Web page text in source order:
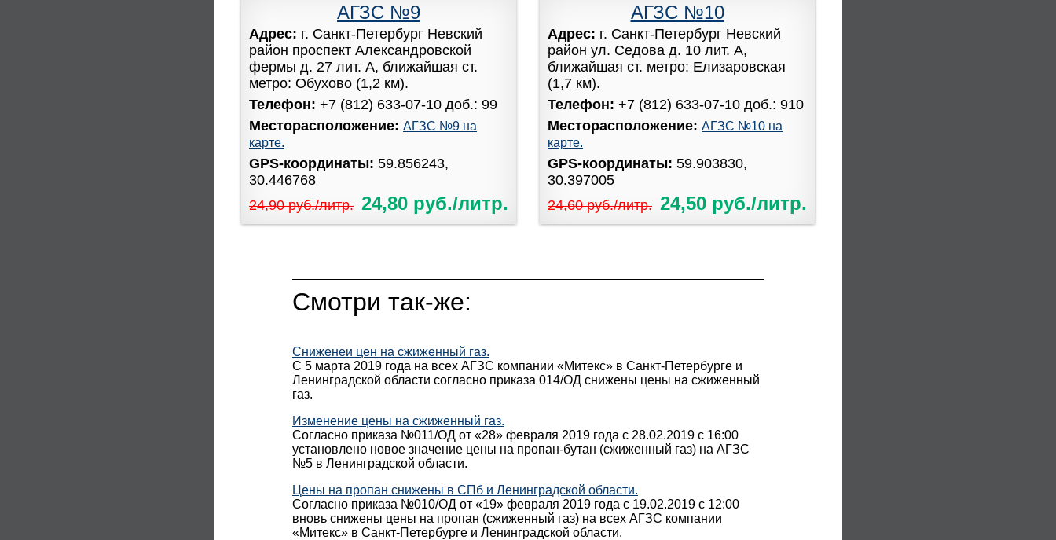
АГЗС №9
Адрес: г. Санкт-Петербург Невский
район проспект Александровской
фермы д. 27 лит. А, ближайшая ст.
метро: Обухово (1,2 км).
Телефон: +7 (812) 633-07-10 доб.: 99
Месторасположение: АГЗС №9 на
карте.
GPS-координаты: 59.856243,
30.446768
24,90 руб./литр. 24,80 руб./литр.
АГЗС №10
Адрес: г. Санкт-Петербург Невский
район ул. Седова д. 10 лит. А,
ближайшая ст. метро: Елизаровская
(1,7 км).
Телефон: +7 (812) 633-07-10 доб.: 910
Месторасположение: АГЗС №10 на
карте.
GPS-координаты: 59.903830,
30.397005
24,60 руб./литр. 24,50 руб./литр.
Смотри так-же:
Сниженеи цен на сжиженный газ.
С 5 марта 2019 года на всех АГЗС компании «Митекс» в Санкт-Петербурге и
Ленинградской области согласно приказа 014/ОД снижены цены на сжиженный
газ.
Изменение цены на сжиженный газ.
Согласно приказа №011/ОД от «28» февраля 2019 года с 28.02.2019 с 16:00
установлено новое значение цены на пропан-бутан (сжиженный газ) на АГЗС
№5 в Ленинградской области.
Цены на пропан снижены в СПб и Ленинградской области.
Согласно приказа №010/ОД от «19» февраля 2019 года с 19.02.2019 с 12:00
вновь снижены цены на пропан (сжиженный газ) на всех АГЗС компании
«Митекс» в Санкт-Петербурге и Ленинградской области.